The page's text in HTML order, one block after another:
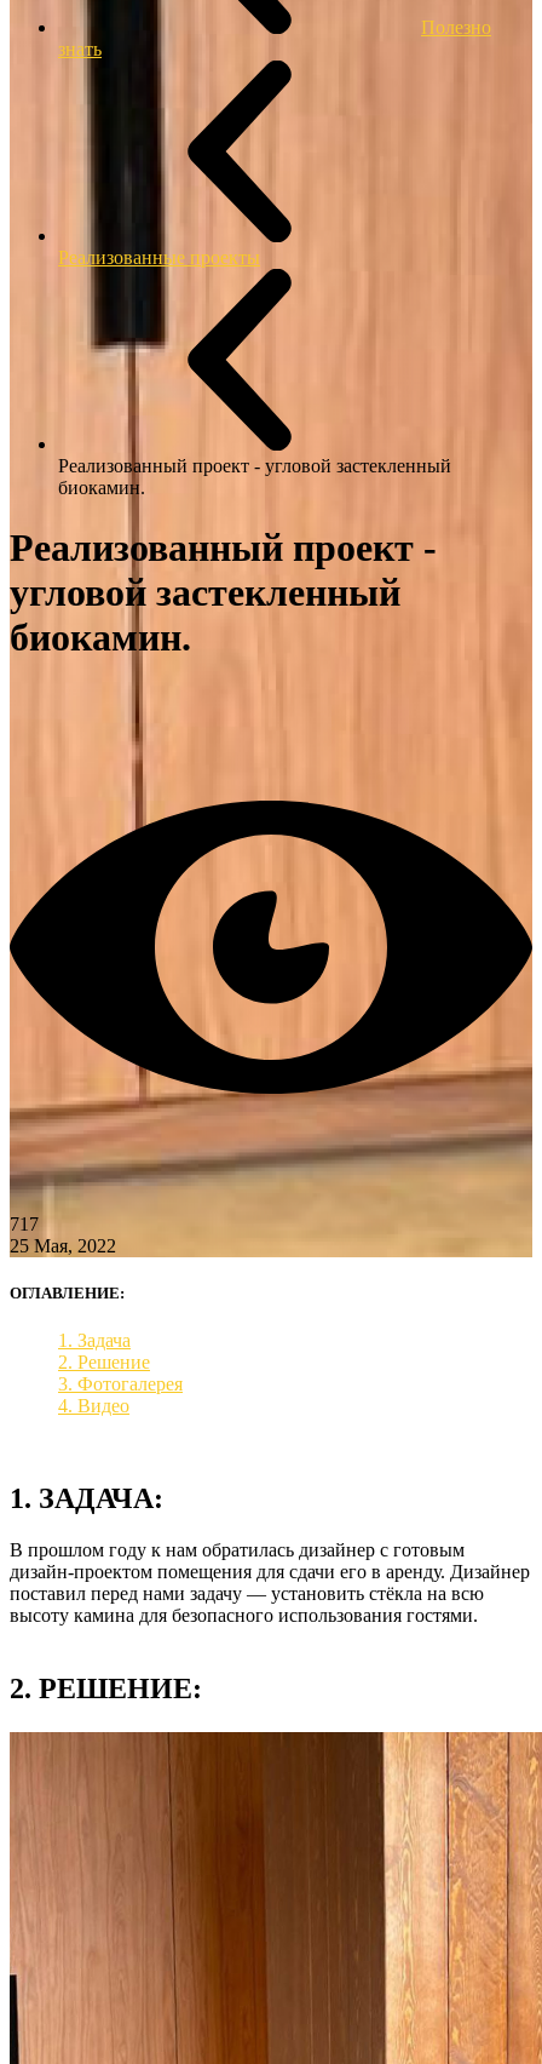
Полезно
знать
Реализованные проекты
Реализованный проект - угловой застекленный
биокамин.
Реализованный проект -
угловой застекленный
биокамин.
717
25 Мая, 2022
ОГЛАВЛЕНИЕ:
1. Задача
2. Решение
3. Фотогалерея
4. Видео
1. ЗАДАЧА:
В прошлом году к нам обратилась дизайнер с готовым
дизайн-проектом помещения для сдачи его в аренду. Дизайнер
поставил перед нами задачу — установить стёкла на всю
высоту камина для безопасного использования гостями.
2. РЕШЕНИЕ: